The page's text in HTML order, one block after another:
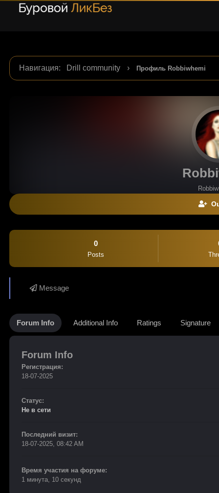
Навигация: Drill community › Профиль Robbiwhemi
0
Posts
Message
Forum Info Additional Info Ratings Signature
Forum Info
Регистрация:
18-07-2025
Статус:
Не в сети
Последний визит:
18-07-2025, 08:42 AM
Время участия на форуме:
1 минута, 10 секунд